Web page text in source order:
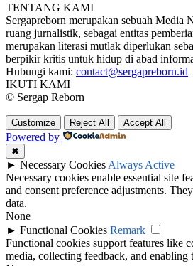
TENTANG KAMI
Sergapreborn merupakan sebuah Media
ruang jurnalistik, sebagai entitas
merupakan literasi mutlak diperlukan
berpikir kritis untuk hidup di abad
Hubungi kami: contact@sergapreborn.id
IKUTI KAMI
© Sergap Reborn
Customize Reject All Accept All
Powered by
✖
► Necessary Cookies Always Active
Necessary cookies enable essential site
and consent preference adjustments.
data.
None
► Functional Cookies Remark
Functional cookies support features like
media, collecting feedback, and enabling